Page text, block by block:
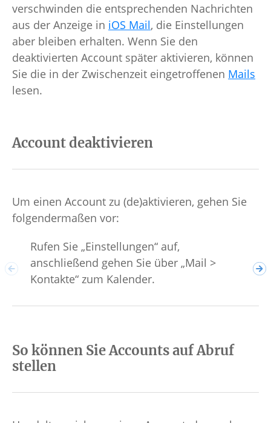
verschwinden die entsprechenden Nachrichten
aus der Anzeige in iOS Mail, die Einstellungen
aber bleiben erhalten. Wenn Sie den
deaktivierten Account später aktivieren, können
Sie die in der Zwischenzeit eingetroffenen Mails
lesen.
Account deaktivieren
Um einen Account zu (de)aktivieren, gehen Sie
folgendermaßen vor:
Rufen Sie „Einstellungen“ auf,
anschließend gehen Sie über „Mail >
Kontakte“ zum Kalender.
So können Sie Accounts auf Abruf
stellen